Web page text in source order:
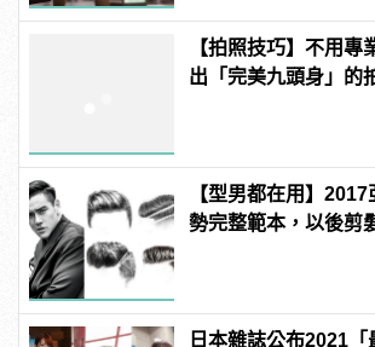
【拍照技巧】不用專
出「完美九頭身」的
【型男都在用】
勢完整範本，以後剪
日本雜誌公布2021